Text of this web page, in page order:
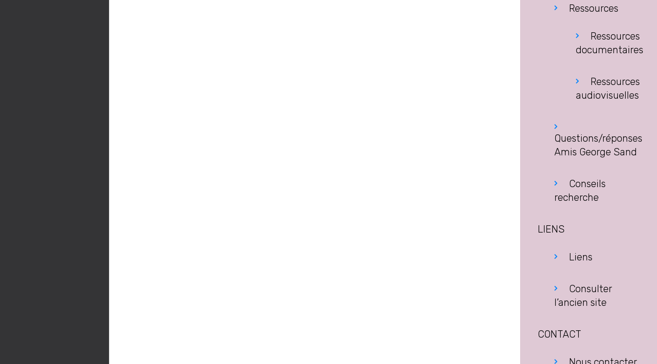
Ressources
Ressources
documentaires
Ressources
audiovisuelles
Questions/réponses
Amis George Sand
Conseils
recherche
LIENS
Liens
Consulter
l’ancien site
CONTACT